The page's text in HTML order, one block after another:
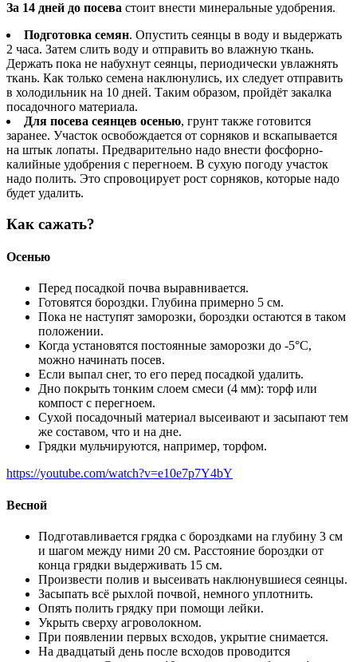
За 14 дней до посева стоит внести минеральные удобрения.
Подготовка семян. Опустить сеянцы в воду и выдержать
2 часа. Затем слить воду и отправить во влажную ткань.
Держать пока не набухнут сеянцы, периодически увлажнять
ткань. Как только семена наклюнулись, их следует отправить
в холодильник на 10 дней. Таким образом, пройдёт закалка
посадочного материала.
Для посева сеянцев осенью, грунт также готовится
заранее. Участок освобождается от сорняков и вскапывается
на штык лопаты. Предварительно надо внести фосфорно-
калийные удобрения с перегноем. В сухую погоду участок
надо полить. Это спровоцирует рост сорняков, которые надо
будет удалить.
Как сажать?
Осенью
Перед посадкой почва выравнивается.
Готовятся бороздки. Глубина примерно 5 см.
Пока не наступят заморозки, бороздки остаются в таком
положении.
Когда установятся постоянные заморозки до -5°С,
можно начинать посев.
Если выпал снег, то его перед посадкой удалить.
Дно покрыть тонким слоем смеси (4 мм): торф или
компост с перегноем.
Сухой посадочный материал высеивают и засыпают тем
же составом, что и на дне.
Грядки мульчируются, например, торфом.
https://youtube.com/watch?v=e10e7p7Y4bY
Весной
Подготавливается грядка с бороздками на глубину 3 см
и шагом между ними 20 см. Расстояние бороздки от
конца грядки выдерживать 15 см.
Произвести полив и высеивать наклюнувшиеся сеянцы.
Засыпать всё рыхлой почвой, немного уплотнить.
Опять полить грядку при помощи лейки.
Укрыть сверху агроволокном.
При появлении первых всходов, укрытие снимается.
На двадцатый день после всходов проводится